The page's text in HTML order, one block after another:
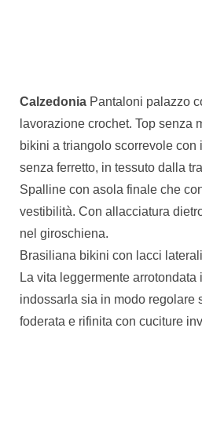
Calzedonia Pantaloni palazzo
lavorazione crochet. Top senza
bikini a triangolo scorrevole con
senza ferretto, in tessuto dalla
Spalline con asola finale che
vestibilità. Con allacciatura
nel giroschiena.
Brasiliana bikini con lacci
La vita leggermente arrotondata
indossarla sia in modo regolare
foderata e rifinita con cuciture